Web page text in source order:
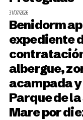
31/07/2026
Benidorm
expediente
albergue,
acampada
Parque de
Mare por